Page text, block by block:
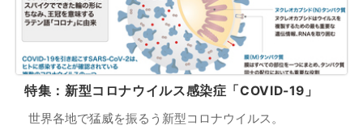
特集：新型コロナウイルス感染症「COVID-19」
世界各地で猛威を振るう新型コロナウイルス。